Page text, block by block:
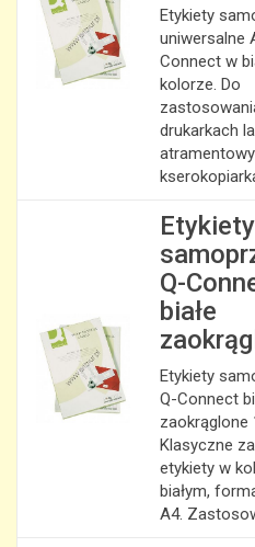
Etykiety
uniwersalne
Connect w
kolorze. Do
drukarkach
Etykiety
Q-
białe
Etykiety
Q-Connect
zaokrąglone
Klasyczne
etykiety w
białym,
A4.